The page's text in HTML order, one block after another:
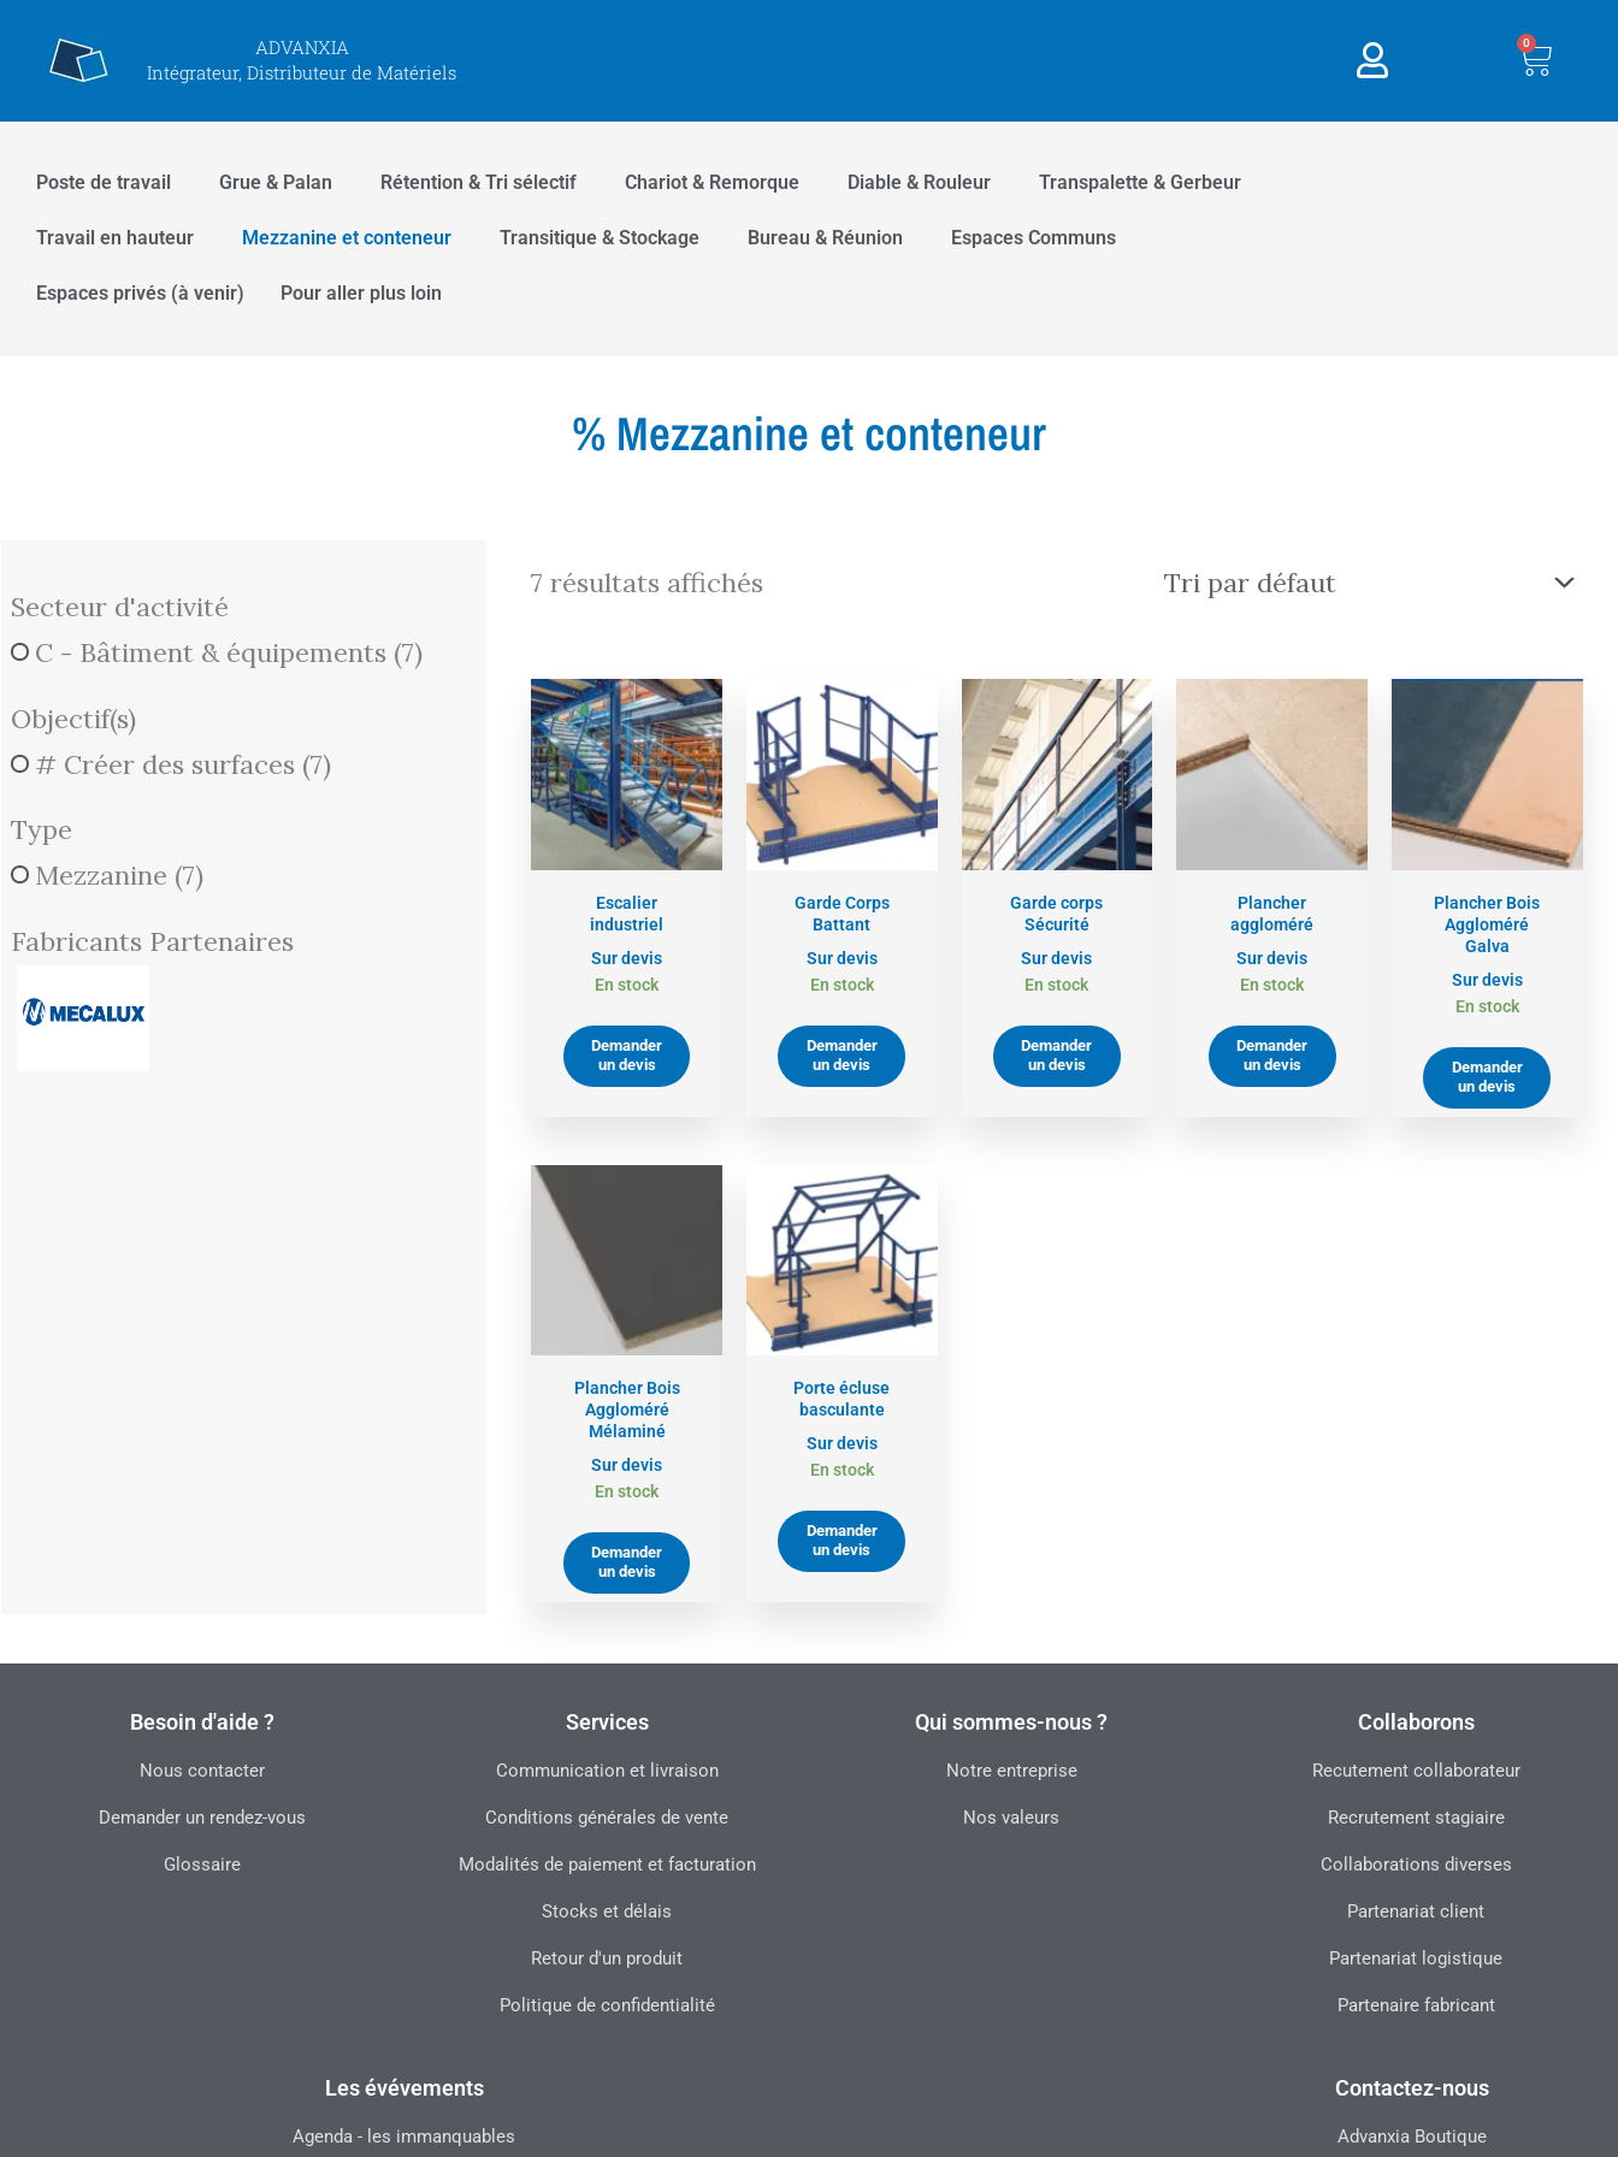
contenu
ADVANXIA
Intégrateur, Distributeur de Matériels
0
Poste de travail Grue & Palan Rétention & Tri sélectif Chariot & Remorque Diable & Rouleur Transpalette & Gerbeur
Travail en hauteur Mezzanine et conteneur Transitique & Stockage Bureau & Réunion Espaces Communs
Espaces privés (à venir) Pour aller plus loin
% Mezzanine et conteneur
Secteur d'activité
C - Bâtiment & équipements (7)
Objectif(s)
# Créer des surfaces (7)
Type
Mezzanine (7)
Fabricants Partenaires
7 résultats affichés
Escalier
industriel
Sur devis
En stock
Demander
un devis
Garde Corps
Battant
Sur devis
En stock
Demander
un devis
Garde corps
Sécurité
Sur devis
En stock
Demander
un devis
Plancher
aggloméré
Sur devis
En stock
Demander
un devis
Plancher Bois
Aggloméré
Galva
Sur devis
En stock
Demander
un devis
Plancher Bois
Aggloméré
Mélaminé
Sur devis
En stock
Demander
un devis
Porte écluse
basculante
Sur devis
En stock
Demander
un devis
Besoin d'aide ?
Nous contacter
Demander un rendez-vous
Glossaire
Services
Communication et livraison
Conditions générales de vente
Modalités de paiement et facturation
Stocks et délais
Retour d'un produit
Politique de confidentialité
Qui sommes-nous ?
Notre entreprise
Nos valeurs
Collaborons
Recutement collaborateur
Recrutement stagiaire
Collaborations diverses
Partenariat client
Partenariat logistique
Partenaire fabricant
Les évévements
Agenda - les immanquables
Contactez-nous
Advanxia Boutique